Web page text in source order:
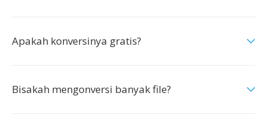
Apakah konversinya gratis?
Bisakah mengonversi banyak file?